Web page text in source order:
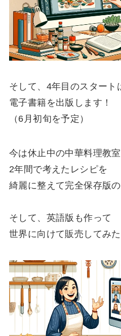
そして、4年目のスタート
電子書籍を出版 します！
（6月初旬を予定）
今は休止中の中華料理教室
2年間で考えたレシピを
綺麗に整えて完全保存版の
そして、 英語版も作って
世界に向けて販売 してみた